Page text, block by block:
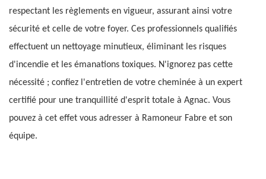
respectant les règlements en vigueur, assurant ainsi votre
sécurité et celle de votre foyer. Ces professionnels qualifiés
effectuent un nettoyage minutieux, éliminant les risques
d'incendie et les émanations toxiques. N'ignorez pas cette
nécessité ; confiez l'entretien de votre cheminée à un expert
certifié pour une tranquillité d'esprit totale à Agnac. Vous
pouvez à cet effet vous adresser à Ramoneur Fabre et son
équipe.